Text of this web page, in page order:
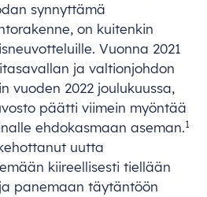
synnyttämä
on kuitenkin
Vuonna 2021
ja valtionjohdon
vuoden 2022 joulukuussa,
päätti viimein myöntää
ehdokasmaan aseman.1
uutta
kiireellisesti tiellään
panemaan täytäntöön